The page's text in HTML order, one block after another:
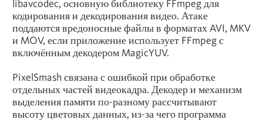
libavcodec, основную библиотеку FFmpeg для
кодирования и декодирования видео. Атаке
поддаются вредоносные файлы в форматах AVI, MKV
и MOV, если приложение использует FFmpeg с
включённым декодером MagicYUV.
PixelSmash связана с ошибкой при обработке
отдельных частей видеокадра. Декодер и механизм
выделения памяти по-разному рассчитывают
высоту цветовых данных, из-за чего программа